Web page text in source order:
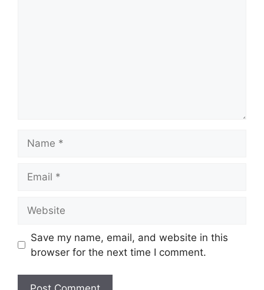
Save my name, email, and website in this
browser for the next time I comment.